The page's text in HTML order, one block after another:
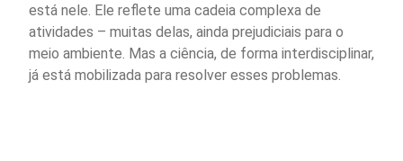
está nele. Ele reflete uma cadeia complexa de
atividades – muitas delas, ainda prejudiciais para o
meio ambiente. Mas a ciência, de forma interdisciplinar,
já está mobilizada para resolver esses problemas.